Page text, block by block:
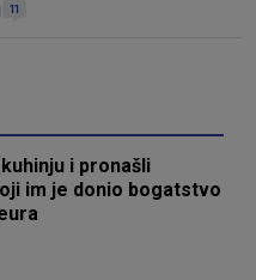
11
i pronašli
im je donio bogatstvo